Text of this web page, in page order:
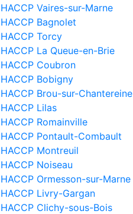
Vaires-sur-Marne
Bagnolet
Torcy
La Queue-en-Brie
Coubron
Bobigny
Brou-sur-Chantereine
Lilas
Romainville
Pontault-Combault
Montreuil
Noiseau
Ormesson-sur-Marne
Livry-Gargan
Clichy-sous-Bois